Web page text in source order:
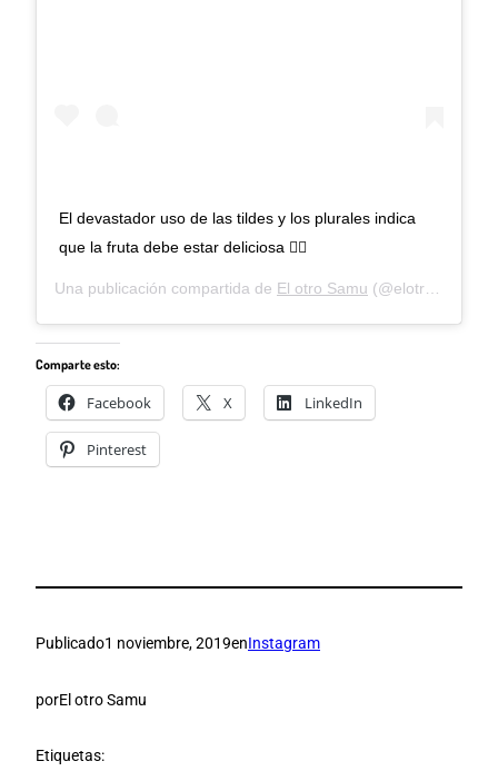
El devastador uso de las tildes y los plurales indica
que la fruta debe estar deliciosa 🤷‍♂️
Una publicación compartida de El otro Samu (@elotrosamu) el
Comparte esto:
Facebook X LinkedIn
Pinterest
Publicado1 noviembre, 2019enInstagram
porEl otro Samu
Etiquetas: